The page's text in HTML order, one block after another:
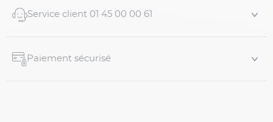
Service client 01 45 00 00 61
Paiement sécurisé